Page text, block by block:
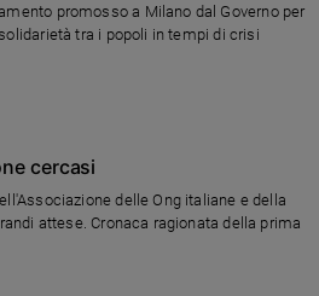
promosso a Milano dal Governo per
tra i popoli in tempi di crisi
cercasi
delle Ong italiane e della
attese. Cronaca ragionata della prima